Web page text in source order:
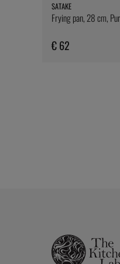
SATAKE
Frying pan, 28 cm,
€ 62